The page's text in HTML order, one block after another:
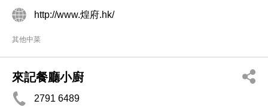
http://www.煌府.hk/
其他中菜
來記餐廳小廚
2791 6489